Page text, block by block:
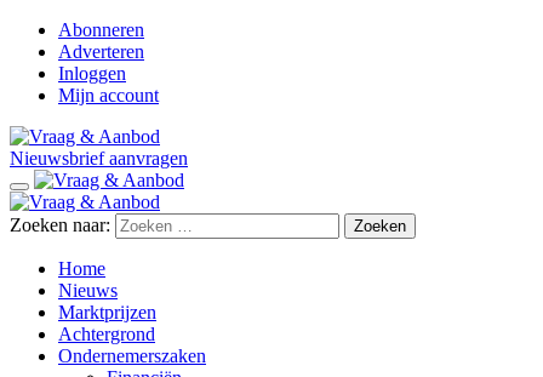
Abonneren
Adverteren
Inloggen
Mijn account
Nieuwsbrief aanvragen
Zoeken naar:
Home
Nieuws
Marktprijzen
Achtergrond
Ondernemerszaken